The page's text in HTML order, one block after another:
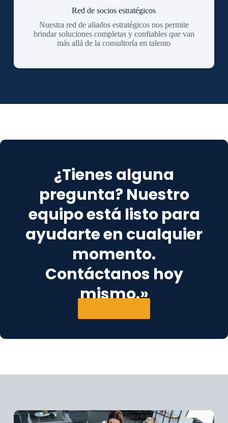
Red de socios estratégicos
Nuestra red de aliados estratégicos nos permite
brindar soluciones completas y confiables que van
más allá de la consultoría en talento
¿Tienes alguna
pregunta? Nuestro
equipo está listo para
ayudarte en cualquier
momento.
Contáctanos hoy
mismo.»